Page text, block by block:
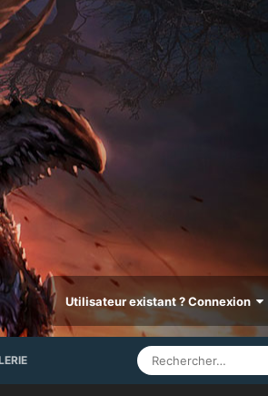
Utilisateur existant ? Connexion